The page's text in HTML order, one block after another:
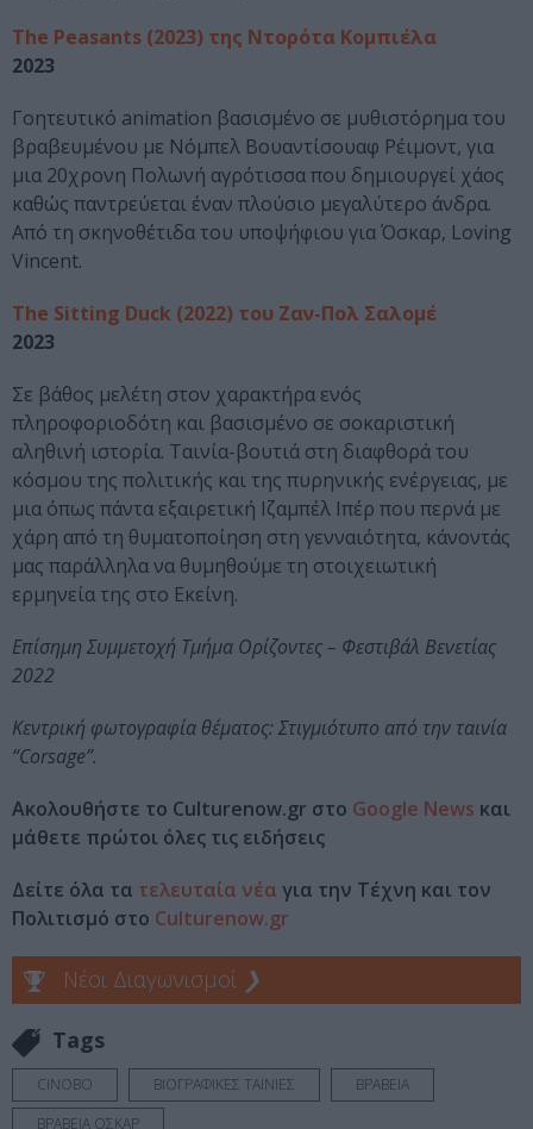
The Peasants (2023) της Ντορότα Κομπιέλα
2023
Γοητευτικό animation βασισμένο σε μυθιστόρημα του
βραβευμένου με Νόμπελ Βουαντίσουαφ Ρέιμοντ, για
μια 20χρονη Πολωνή αγρότισσα που δημιουργεί χάος
καθώς παντρεύεται έναν πλούσιο μεγαλύτερο άνδρα.
Από τη σκηνοθέτιδα του υποψήφιου για Όσκαρ, Loving
Vincent.
The Sitting Duck (2022) του Ζαν-Πολ Σαλομέ
2023
Σε βάθος μελέτη στον χαρακτήρα ενός
πληροφοριοδότη και βασισμένο σε σοκαριστική
αληθινή ιστορία. Ταινία-βουτιά στη διαφθορά του
κόσμου της πολιτικής και της πυρηνικής ενέργειας, με
μια όπως πάντα εξαιρετική Ιζαμπέλ Ιπέρ που περνά με
χάρη από τη θυματοποίηση στη γενναιότητα, κάνοντάς
μας παράλληλα να θυμηθούμε τη στοιχειωτική
ερμηνεία της στο Εκείνη.
Επίσημη Συμμετοχή Τμήμα Ορίζοντες – Φεστιβάλ Βενετίας
2022
Κεντρική φωτογραφία θέματος: Στιγμιότυπο από την ταινία
“Corsage”.
Ακολουθήστε το Culturenow.gr στο Google News και
μάθετε πρώτοι όλες τις ειδήσεις
Δείτε όλα τα τελευταία νέα για την Τέχνη και τον
Πολιτισμό στο Culturenow.gr
Νέοι Διαγωνισμοί ❯
Tags
CINOBO ΒΙΟΓΡΑΦΙΚΕΣ ΤΑΙΝΙΕΣ
ΒΡΑΒΕΙΑ
ΒΡΑΒΕΙΑ ΟΣΚΑΡ